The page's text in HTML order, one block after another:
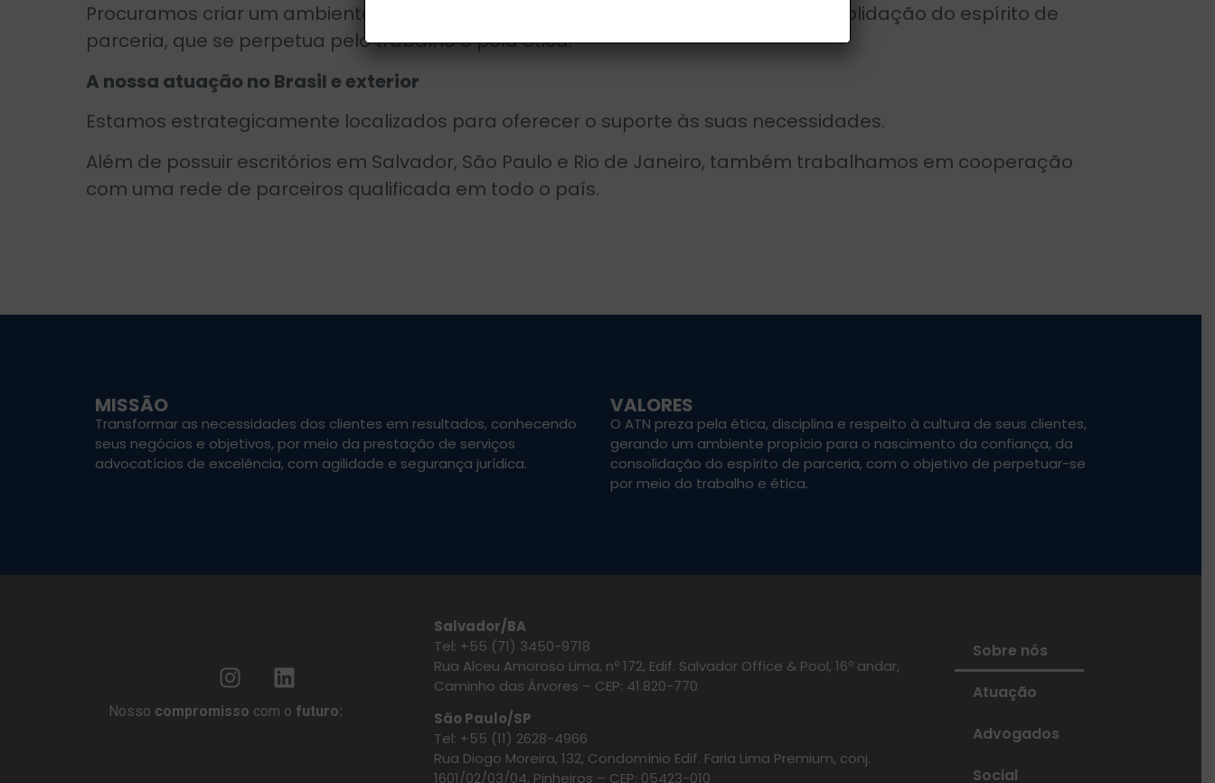
Procuramos criar um ambiente favorável ao fortalecimento da confiança e à consolidação do espírito de
parceria, que se perpetua pelo trabalho e pela ética.
A nossa atuação no Brasil e exterior
Estamos estrategicamente localizados para oferecer o suporte às suas necessidades.
Além de possuir escritórios em Salvador, São Paulo e Rio de Janeiro, também trabalhamos em cooperação
com uma rede de parceiros qualificada em todo o país.
MISSÃO
Transformar as necessidades dos clientes em resultados, conhecendo
seus negócios e objetivos, por meio da prestação de serviços
advocatícios de excelência, com agilidade e segurança jurídica.
VALORES
O ATN preza pela ética, disciplina e respeito à cultura de seus clientes,
gerando um ambiente propício para o nascimento da confiança, da
consolidação do espírito de parceria, com o objetivo de perpetuar-se
por meio do trabalho e ética.
Nosso compromisso com o futuro:
Salvador/BA
Tel: +55 (71) 3450-9718
Rua Alceu Amoroso Lima, nº 172, Edif. Salvador Office & Pool, 16º andar,
Caminho das Árvores – CEP: 41.820-770
São Paulo/SP
Tel: +55 (11) 2628-4966
Rua Diogo Moreira, 132, Condomínio Edif. Faria Lima Premium, conj.
1601/02/03/04, Pinheiros – CEP: 05423-010
Sobre nós
Atuação
Advogados
Social